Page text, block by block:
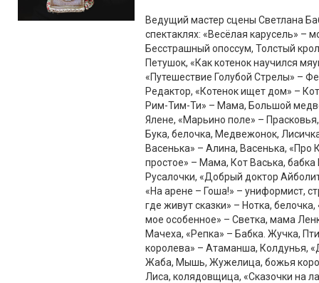
Ведущий мастер сцены Светлана
спектаклях: «Весёлая карусель» –
Бесстрашный опоссум, Толстый
Петушок, «Как котенок научился
«Путешествие Голубой Стрелы» –
Редактор, «Котенок ищет дом» –
Рим-Тим-Ти» – Мама, Большой
Ялене, «Марьино поле» –
Бука, белочка, Медвежонок,
Васенька» – Алина, Васенька, «Про
простое» – Мама, Кот Васька,
Русалочки, «Добрый доктор
«На арене – Гоша!» – униформист,
где живут сказки» – Нотка,
мое особенное» – Светка, мама
Мачеха, «Репка» – Бабка. Жучка,
королева» – Атаманша, Колдунья,
Жаба, Мышь, Жужелица, божья
Лиса, колядовщица, «Сказочки на